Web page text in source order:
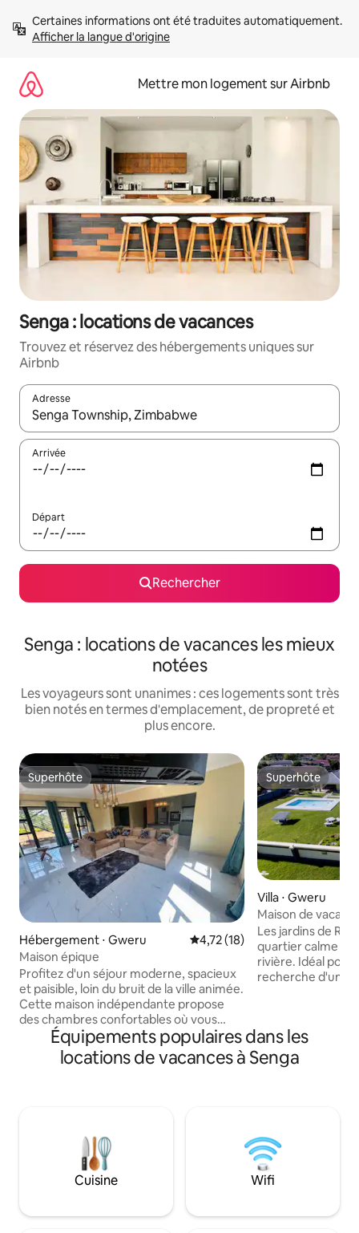
directement
Afficher la langue d'origine
Mettre mon logement sur Airbnb
Senga : locations de vacances
Trouvez et réservez des hébergements uniques sur
Airbnb
Adresse
Lorsque les résultats s'affichent, utilisez les flèches vers le
Arrivée
Départ
Rechercher
Senga : locations de vacances les mieux
notées
Les voyageurs sont unanimes : ces logements sont très
bien notés en termes d'emplacement, de propreté et
plus encore.
Superhôte
Superhôte
Hébergement ⋅ Gweru Évaluation moyenne sur la
4,72 (18)
Maison épique
Profitez d'un séjour moderne, spacieux
et paisible, loin du bruit de la ville animée.
Cette maison indépendante propose
des chambres confortables où vous
pourrez vous détendre, décompresser
et profiter de Netflix à la demande. ✅
4 chambres doubles standard ✅
familiale ✅ Salle à diner Garage ✅ double
Occupation : jusqu'à 10 personnes (des
frais supplémentaires peuvent
s'appliquer pour les voyageurs
obtenir des tarifs spéciaux si vous avez
Superhôte
Superhôte
Villa ⋅ Gweru
Maison de
élégante avec
Les jardins de
quartier calme de
rivière. Idéal pour
recherche d'une
grandes
entièrement
bains privative,
grand parking,
illimitée, de la
satellite/Internet,
Équipements populaires dans les
locations de vacances à Senga
Cuisine Wifi